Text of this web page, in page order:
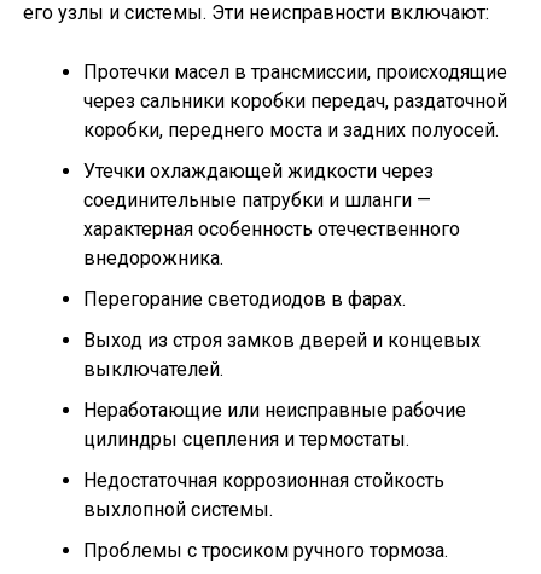
его узлы и системы. Эти неисправности включают:
Протечки масел в трансмиссии, происходящие
через сальники коробки передач, раздаточной
коробки, переднего моста и задних полуосей.
Утечки охлаждающей жидкости через
соединительные патрубки и шланги —
характерная особенность отечественного
внедорожника.
Перегорание светодиодов в фарах.
Выход из строя замков дверей и концевых
выключателей.
Неработающие или неисправные рабочие
цилиндры сцепления и термостаты.
Недостаточная коррозионная стойкость
выхлопной системы.
Проблемы с тросиком ручного тормоза.